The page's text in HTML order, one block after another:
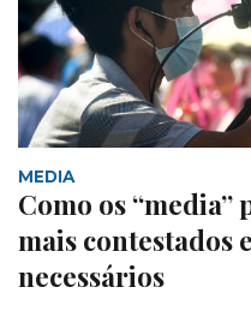
MEDIA
Como os “media”
mais contestados
necessários